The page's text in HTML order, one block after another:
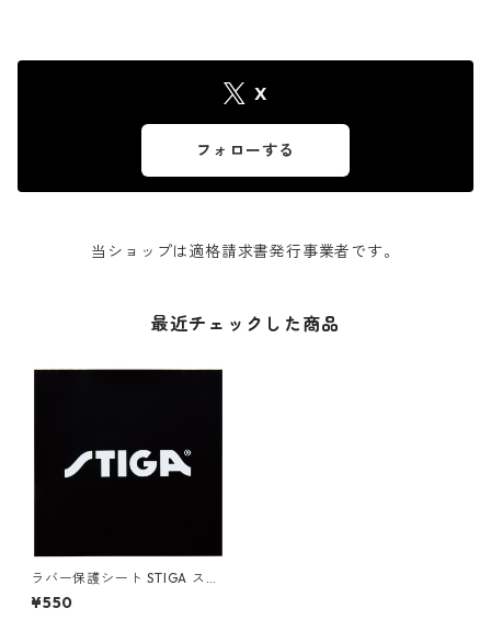
X
フォローする
当ショップは適格請求書発行事業者です。
最近チェックした商品
ラバー保護シート STIGA ステ
ィガ ラバー吸着シート RUBBE
R PROTECTOR STIGA
¥550